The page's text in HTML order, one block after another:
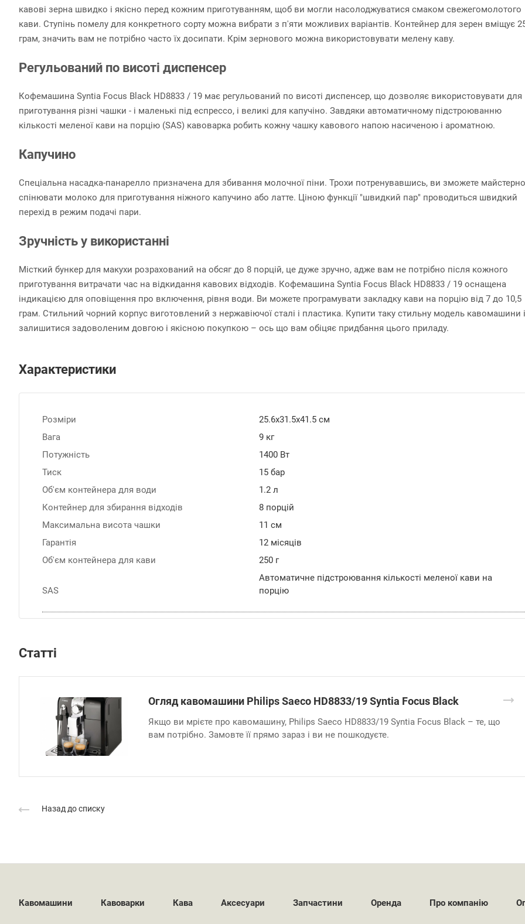
кавові зерна швидко і якісно перед кожним приготуванням, щоб ви могли насолоджуватися смаком свежегомолотого
кави. Ступінь помелу для конкретного сорту можна вибрати з п'яти можливих варіантів. Контейнер для зерен вміщує
грам, значить вам не потрібно часто їх досипати. Крім зернового можна використовувати мелену каву.
Регульований по висоті диспенсер
Кофемашина Syntia Focus Black HD8833 / 19 має регульований по висоті диспенсер, що дозволяє використовувати для
приготування різні чашки - і маленькі під еспрессо, і великі для капучіно. Завдяки автоматичному підстроюванню
кількості меленої кави на порцію (SAS) кавоварка робить кожну чашку кавового напою насиченою і ароматною.
Капучино
Спеціальна насадка-панарелло призначена для збивання молочної піни. Трохи потренувавшись, ви зможете майстерно
спінювати молоко для приготування ніжного капучино або латте. Ціною функції "швидкий пар" проводиться швидкий
перехід в режим подачі пари.
Зручність у використанні
Місткий бункер для макухи розрахований на обсяг до 8 порцій, це дуже зручно, адже вам не потрібно після кожного
приготування витрачати час на відкидання кавових відходів. Кофемашина Syntia Focus Black HD8833 / 19 оснащена
індикацією для оповіщення про включення, рівня води. Ви можете програмувати закладку кави на порцію від 7 до 10,5
грам. Стильний чорний корпус виготовлений з нержавіючої сталі і пластика. Купити таку стильну модель кавомашини і
залишитися задоволеним довгою і якісною покупкою – ось що вам обіцяє придбання цього приладу.
Характеристики
Розміри
25.6x31.5x41.5 см
Вага
9 кг
Потужність
1400 Вт
Тиск
15 бар
Об'єм контейнера для води
1.2 л
Контейнер для збирання відходів
8 порцій
Максимальна висота чашки
11 см
Гарантія
12 місяців
Об'єм контейнера для кави
250 г
SAS
Автоматичне підстроювання кількості меленої кави на
порцію
Статті
Огляд кавомашини Philips Saeco HD8833/19 Syntia Focus Black
Якщо ви мрієте про кавомашину, Philips Saeco HD8833/19 Syntia Focus Black – те, що
вам потрібно. Замовте її прямо зараз і ви не пошкодуєте.
Назад до списку
Кавомашини Кавоварки Кава Аксесуари Запчастини Оренда Про компанію